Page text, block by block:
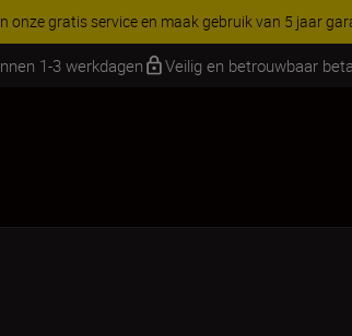
ACCESSOIRES | Bespaar 15% op geselecteerde
1-3 werkdagen Veilig en betrouwbaar